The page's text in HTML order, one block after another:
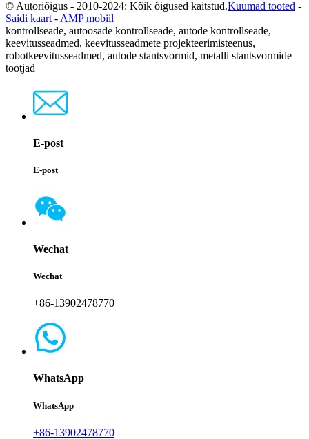
© Autoriõigus - 2010-2024: Kõik õigused kaitstud.Kuumad tooted -
Saidi kaart - AMP mobiil
kontrollseade, autoosade kontrollseade, autode kontrollseade,
keevitusseadmed, keevitusseadmete projekteerimisteenus,
robotkeevitusseadmed, autode stantsvormid, metalli stantsvormide
tootjad
E-post
E-post
Wechat
Wechat
+86-13902478770
WhatsApp
WhatsApp
+86-13902478770